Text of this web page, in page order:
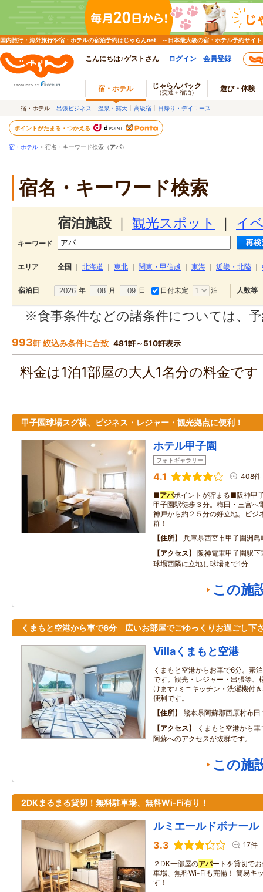
国内旅行・海外旅行や宿・ホテルの宿泊予約はじゃらんnet ～日本最大級の宿・ホテル予約サイト
こんにちは♪ゲストさん ログイン 会員登録
宿・ホテル じゃらんパック
（交通＋宿泊） 遊び・体験
宿・ホテル 出張ビジネス 温泉・露天 高級宿 日帰り・デイユース
ポイントがたまる・つかえる
宿・ホテル > 宿名・キーワード検索（アパ）
宿名・キーワード検索
宿泊施設 観光スポット イ
キーワード
エリア 全国 北海道 東北 関東・甲信越 東海 近畿・北陸
宿泊日 年 月 日 日付未定 泊 人数等
※食事条件などの諸条件については、
993軒 絞込み条件に合致 481軒～510軒表示
料金は1泊1部屋の大人1名分の料金で
甲子園球場スグ横、ビジネス・レジャー・観光拠点に便利！
ホテル甲子園
フォトギャラリー
4.1 408件
■アパポイントが貯まる■阪神甲
甲子園駅徒歩３分。梅田・三宮へ
神戸から約２５分の好立地。ビジ
群！
住所
兵庫県西宮市甲子園洲鳥
アクセス
阪神電車甲子園駅
球場西隣に立地し球場まで1分
この施
くまもと空港から車で6分 広いお部屋でごゆっくりお過ごし下
Villaくまもと空港
くまもと空港からお車で6分。素
です。観光・レジャー・出張等、
けます♪ミニキッチン・洗濯機付
便利です。
住所
熊本県阿蘇郡西原村布田
アクセス
くまもと空港から
阿蘇へのアクセスが抜群です。
この施
2DKまるまる貸切！無料駐車場、無料Wi-Fi有り！
ルミエールドボナール
3.3 17件
２DK一部屋のアパートを貸切で
車場、無料Wi-Fiも完備！ 簡易キ
す！